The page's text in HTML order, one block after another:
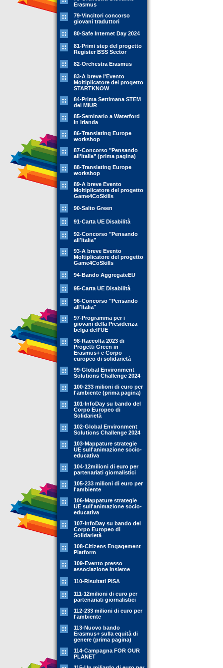
Erasmus
79-Vincitori concorso
giovani traduttori
80-Safe Internet Day 2024
81-Primi step del progetto
Register BSS Sector
82-Orchestra Erasmus
83-A breve l'Evento
Moltiplicatore del progetto
STARTKNOW
84-Prima Settimana STEM
del MIUR
85-Seminario a Waterford
in Irlanda
86-Translating Europe
workshop
87-Concorso "Pensando
all'Italia" (prima pagina)
88-Translating Europe
workshop
89-A breve Evento
Moltiplicatore del progetto
Game4CoSkills
90-Salto Green
91-Carta UE Disabilità
92-Concorso "Pensando
all'Italia"
93-A breve Evento
Moltiplicatore del progetto
Game4CoSkills
94-Bando AggregateEU
95-Carta UE Disabilità
96-Concorso "Pensando
all'Italia"
97-Programma per i
giovani della Presidenza
belga dell’UE
98-Raccolta 2023 di
Progetti Green in
Erasmus+ e Corpo
europeo di solidarietà
99-Global Environment
Solutions Challenge 2024
100-233 milioni di euro per
l'ambiente (prima pagina)
101-InfoDay su bando del
Corpo Europeo di
Solidarietà
102-Global Environment
Solutions Challenge 2024
103-Mappature strategie
UE sull'animazione socio-
educativa
104-12milioni di euro per
partenariati giornalistici
105-233 milioni di euro per
l'ambiente
106-Mappature strategie
UE sull'animazione socio-
educativa
107-InfoDay su bando del
Corpo Europeo di
Solidarietà
108-Citizens Engagement
Platform
109-Evento presso
associazione Insieme
110-Risultati PISA
111-12milioni di euro per
partenariati giornalistici
112-233 milioni di euro per
l'ambiente
113-Nuovo bando
Erasmus+ sulla equità di
genere (prima pagina)
114-Campagna FOR OUR
PLANET